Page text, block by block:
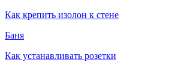
Как крепить изолон к стене
Баня
Как устанавливать розетки